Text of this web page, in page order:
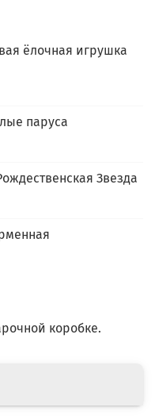
ёлочная игрушка
паруса
Звезда
коробке.